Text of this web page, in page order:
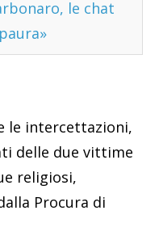
le chat
le intercettazioni,
delle due vittime
religiosi,
Procura di